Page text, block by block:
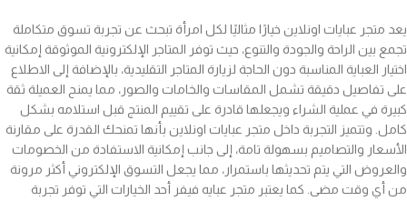
يعد متجر عبايات اونلاين خيارًا مثاليًا لكل امرأة تبحث عن تجربة تسوق متكاملة
تجمع بين الراحة والجودة والتنوع، حيث توفر المتاجر الإلكترونية الموثوقة إمكانية
اختيار العباية المناسبة دون الحاجة لزيارة المتاجر التقليدية، بالإضافة إلى الاطلاع
على تفاصيل دقيقة تشمل المقاسات والخامات والصور، مما يمنح العميلة ثقة
كبيرة في عملية الشراء ويجعلها قادرة على تقييم المنتج قبل استلامه بشكل
كامل. وتتميز التجربة داخل متجر عبايات اونلاين بأنها تمنحك القدرة على مقارنة
الأسعار والتصاميم بسهولة تامة، إلى جانب إمكانية الاستفادة من الخصومات
والعروض التي يتم تحديثها باستمرار، مما يجعل التسوق الإلكتروني أكثر مرونة
من أي وقت مضى. كما يعتبر متجر عبايه فيفر أحد الخيارات التي توفر تجربة